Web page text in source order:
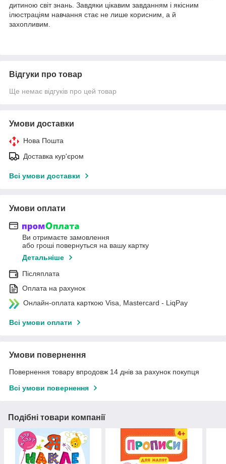
дитиною світ знань. Завдяки цікавим завданням і якісним
ілюстраціям навчання стає не лише корисним, а й
захопливим.
Відгуки про товар
Ще немає відгуків про цей товар
Умови доставки
Нова Пошта
Доставка кур'єром
Всі умови доставки
Умови оплати
Ви отримаєте замовлення
або гроші повернуться на вашу картку
Детальніше
Післяплата
Оплата на рахунок
Онлайн-оплата карткою Visa, Mastercard - LiqPay
Всі умови оплати
Умови повернення
Повернення товару впродовж 14 днів за рахунок покупця
Всі умови повернення
Подібні товари компанії